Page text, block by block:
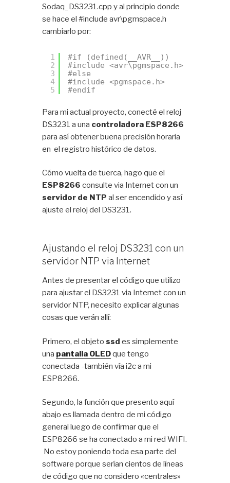
Sodaq_DS3231.cpp y al principio donde
se hace el #include avr\pgmspace.h
cambiarlo por:
1
2
3
4
5
#if (defined(__AVR__))
#include <avr\pgmspace.h>
#else
#include <pgmspace.h>
#endif
Para mi actual proyecto, conecté el reloj
DS3231 a una controladora ESP8266
para así obtener buena precisión horaria
en el registro histórico de datos.
Cómo vuelta de tuerca, hago que el
ESP8266 consulte via Internet con un
servidor de NTP al ser encendido y así
ajuste el reloj del DS3231.
Ajustando el reloj DS3231 con un
servidor NTP via Internet
Antes de presentar el código que utilizo
para ajustar el DS3231 via Internet con un
servidor NTP, necesito explicar algunas
cosas que verán allí:
Primero, el objetossd es simplemente
una pantalla OLEDque tengo
conectada -también vía i2c a mi
ESP8266.
Segundo, la función que presento aquí
abajo es llamada dentro de mi código
general luego de confirmar que el
ESP8266 se ha conectado a mi red WIFI.
No estoy poniendo toda esa parte del
software porque serían cientos de líneas
de código que no considero «centrales»